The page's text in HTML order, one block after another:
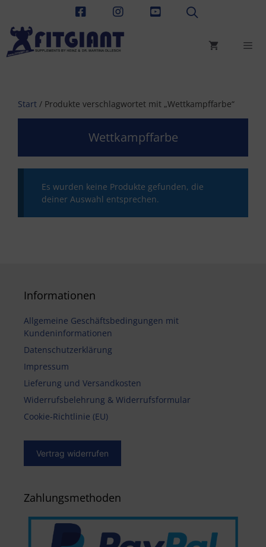
springen
Start / Produkte verschlagwortet mit „Wettkampffarbe“
Wettkampffarbe
Es wurden keine Produkte gefunden, die
deiner Auswahl entsprechen.
Informationen
Allgemeine Geschäftsbedingungen mit
Kundeninformationen
Datenschutzerklärung
Impressum
Lieferung und Versandkosten
Widerrufsbelehrung & Widerrufsformular
Cookie-Richtlinie (EU)
Vertrag widerrufen
Zahlungsmethoden